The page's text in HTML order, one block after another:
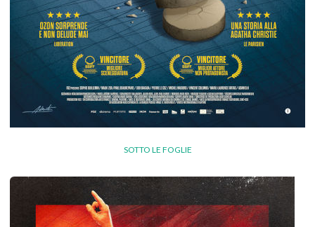
SOTTO LE FOGLIE